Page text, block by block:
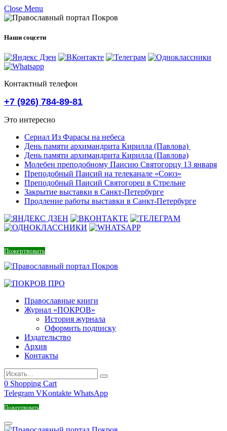
Close Menu
Наши соцсети
Контактный телефон
+7 (926) 784-89-81
Это интересно
Сериал Из Фарасы на небеса
День памяти архимандрита Кирилла (Павлова)
День памяти архимандрита Кирилла (Павлова)
Молебен преподобному Паисию Святогорцу 13 января
Преподобный Паисий на телеканале «Союз»
Преподобный Паисий Святогорец в Стрельне
Закрытие выставки в Санкт-Петербурге
Продление работы выставки в Санкт-Петербурге
Пожертвовать
Православные книги
Журнал «ПОКРОВ»
История журнала
Оформить подписку
Издательство
Архив
Контакты
0 Shopping Cart
Telegram VKontakte WhatsApp
Пожертвовать